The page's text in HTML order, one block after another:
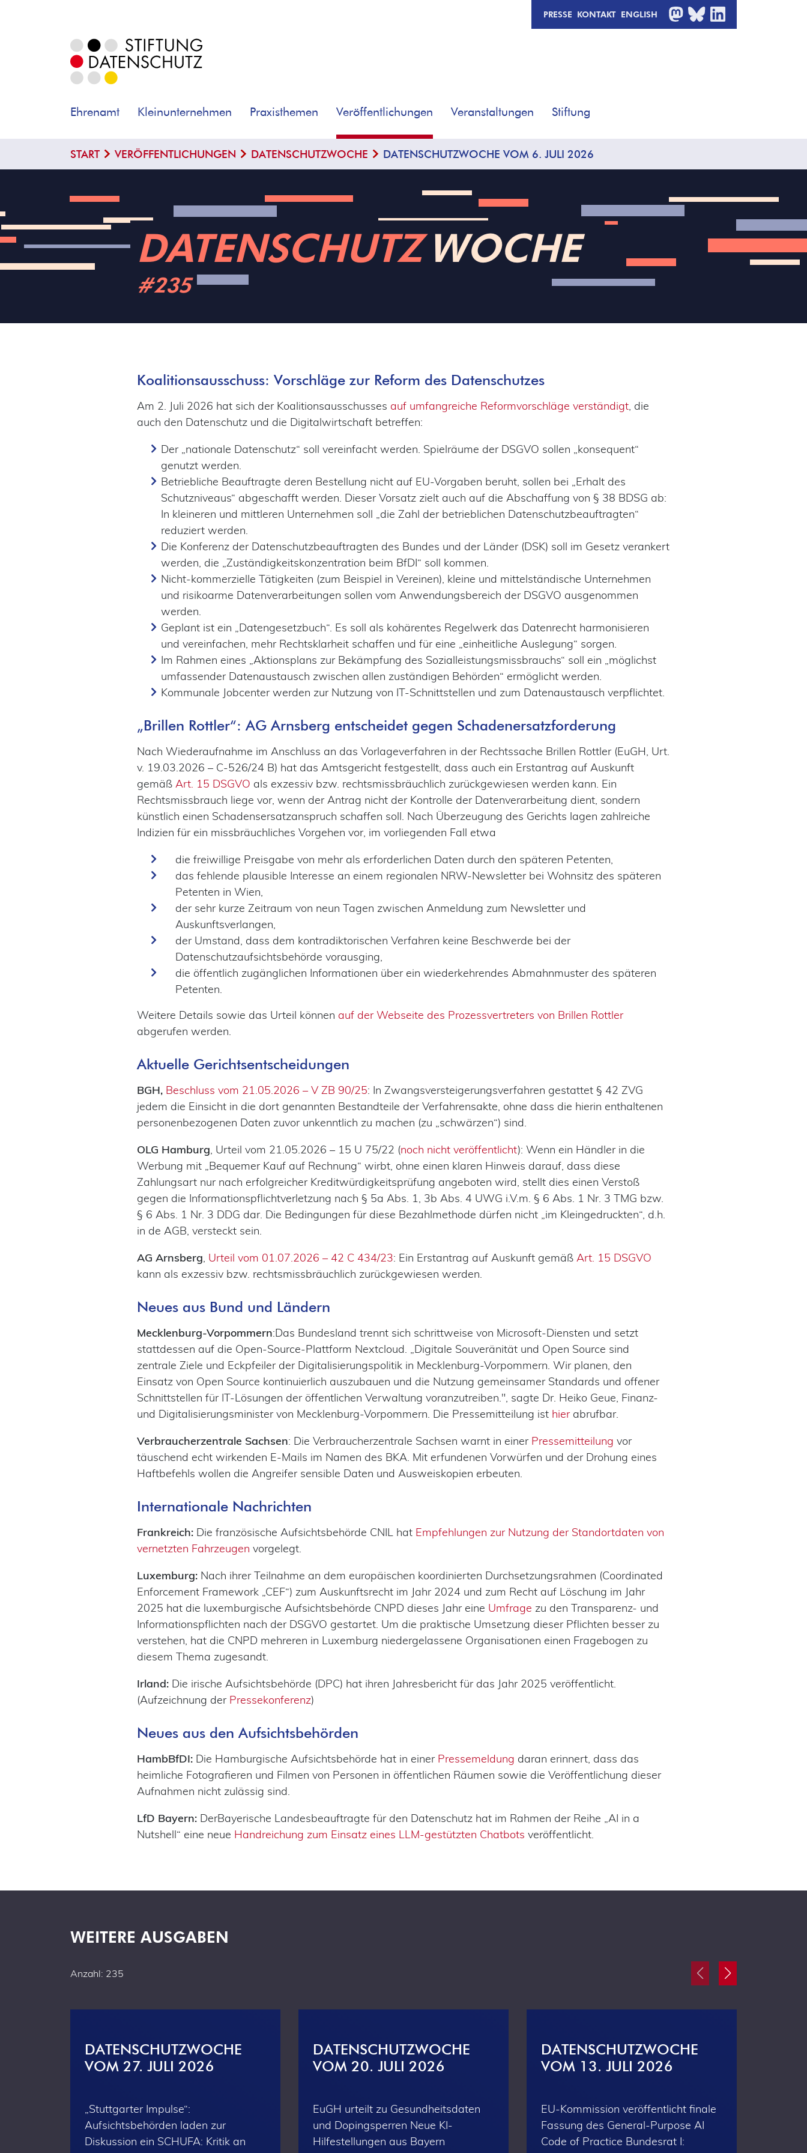
PRESSE KONTAKT ENGLISH MASTODON
BLUESKY
Ehrenamt Kleinunternehmen Praxisthemen Veröffentlichungen Veranstaltungen Stiftung
START VERÖFFENTLICHUNGEN DATENSCHUTZWOCHE DATENSCHUTZWOCHE VOM 6. JULI 2026
DATENSCHUTZ­WOCHE
#235
Koalitionsausschuss: Vorschläge zur Reform des Datenschutzes
Am 2. Juli 2026 hat sich der Koalitionsausschusses auf umfangreiche Reformvorschläge verständigt , die
auch den Datenschutz und die Digitalwirtschaft betreffen:
Der „nationale Datenschutz“ soll vereinfacht werden. Spielräume der DSGVO sollen „konsequent“
genutzt werden.
Betriebliche Beauftragte deren Bestellung nicht auf EU-Vorgaben beruht, sollen bei „Erhalt des
Schutzniveaus“ abgeschafft werden. Dieser Vorsatz zielt auch auf die Abschaffung von § 38 BDSG ab:
In kleineren und mittleren Unternehmen soll „die Zahl der betrieblichen Datenschutzbeauftragten“
reduziert werden.
Die Konferenz der Datenschutzbeauftragten des Bundes und der Länder (DSK) soll im Gesetz verankert
werden, die „Zuständigkeitskonzentration beim BfDI“ soll kommen.
Nicht-kommerzielle Tätigkeiten (zum Beispiel in Vereinen), kleine und mittelständische Unternehmen
und risikoarme Datenverarbeitungen sollen vom Anwendungsbereich der DSGVO ausgenommen
werden.
Geplant ist ein „Datengesetzbuch“. Es soll als kohärentes Regelwerk das Datenrecht harmonisieren
und vereinfachen, mehr Rechtsklarheit schaffen und für eine „einheitliche Auslegung“ sorgen.
Im Rahmen eines „Aktionsplans zur Bekämpfung des Sozialleistungsmissbrauchs“ soll ein „möglichst
umfassender Datenaustausch zwischen allen zuständigen Behörden“ ermöglicht werden.
Kommunale Jobcenter werden zur Nutzung von IT-Schnittstellen und zum Datenaustausch verpflichtet.
„Brillen Rottler“: AG Arnsberg entscheidet gegen Schadenersatzforderung
Nach Wiederaufnahme im Anschluss an das Vorlageverfahren in der Rechtssache Brillen Rottler (EuGH, Urt.
v. 19.03.2026 – C-526/24 B) hat das Amtsgericht festgestellt, dass auch ein Erstantrag auf Auskunft
gemäß Art. 15 DSGVO als exzessiv bzw. rechtsmissbräuchlich zurückgewiesen werden kann. Ein
Rechtsmissbrauch liege vor, wenn der Antrag nicht der Kontrolle der Datenverarbeitung dient, sondern
künstlich einen Schadensersatzanspruch schaffen soll. Nach Überzeugung des Gerichts lagen zahlreiche
Indizien für ein missbräuchliches Vorgehen vor, im vorliegenden Fall etwa
die freiwillige Preisgabe von mehr als erforderlichen Daten durch den späteren Petenten,
das fehlende plausible Interesse an einem regionalen NRW-Newsletter bei Wohnsitz des späteren
Petenten in Wien,
der sehr kurze Zeitraum von neun Tagen zwischen Anmeldung zum Newsletter und
Auskunftsverlangen,
der Umstand, dass dem kontradiktorischen Verfahren keine Beschwerde bei der
Datenschutzaufsichtsbehörde vorausging,
die öffentlich zugänglichen Informationen über ein wiederkehrendes Abmahnmuster des späteren
Petenten.
Weitere Details sowie das Urteil können auf der Webseite des Prozessvertreters von Brillen Rottler
abgerufen werden.
Aktuelle Gerichtsentscheidungen
BGH, Beschluss vom 21.05.2026 – V ZB 90/25: In Zwangsversteigerungsverfahren gestattet § 42 ZVG
jedem die Einsicht in die dort genannten Bestandteile der Verfahrensakte, ohne dass die hierin enthaltenen
personenbezogenen Daten zuvor unkenntlich zu machen (zu „schwärzen“) sind.
OLG Hamburg, Urteil vom 21.05.2026 – 15 U 75/22 (noch nicht veröffentlicht): Wenn ein Händler in die
Werbung mit „Bequemer Kauf auf Rechnung“ wirbt, ohne einen klaren Hinweis darauf, dass diese
Zahlungsart nur nach erfolgreicher Kreditwürdigkeitsprüfung angeboten wird, stellt dies einen Verstoß
gegen die Informationspflichtverletzung nach § 5a Abs. 1, 3b Abs. 4 UWG i.V.m. § 6 Abs. 1 Nr. 3 TMG bzw.
§ 6 Abs. 1 Nr. 3 DDG dar. Die Bedingungen für diese Bezahlmethode dürfen nicht „im Kleingedruckten“, d.h.
in de AGB, versteckt sein.
AG Arnsberg, Urteil vom 01.07.2026 – 42 C 434/23: Ein Erstantrag auf Auskunft gemäß Art. 15 DSGVO
kann als exzessiv bzw. rechtsmissbräuchlich zurückgewiesen werden.
Neues aus Bund und Ländern
Mecklenburg-Vorpommern:Das Bundesland trennt sich schrittweise von Microsoft-Diensten und setzt
stattdessen auf die Open-Source-Plattform Nextcloud. „Digitale Souveränität und Open Source sind
zentrale Ziele und Eckpfeiler der Digitalisierungspolitik in Mecklenburg-Vorpommern. Wir planen, den
Einsatz von Open Source kontinuierlich auszubauen und die Nutzung gemeinsamer Standards und offener
Schnittstellen für IT-Lösungen der öffentlichen Verwaltung voranzutreiben.", sagte Dr. Heiko Geue, Finanz-
und Digitalisierungsminister von Mecklenburg-Vorpommern. Die Pressemitteilung ist hierabrufbar.
Verbraucherzentrale Sachsen: Die Verbraucherzentrale Sachsen warnt in einer Pressemitteilung vor
täuschend echt wirkenden E-Mails im Namen des BKA. Mit erfundenen Vorwürfen und der Drohung eines
Haftbefehls wollen die Angreifer sensible Daten und Ausweiskopien erbeuten.
Internationale Nachrichten
Frankreich: Die französische Aufsichtsbehörde CNIL hat Empfehlungen zur Nutzung der Standortdaten von
vernetzten Fahrzeugen vorgelegt.
Luxemburg: Nach ihrer Teilnahme an dem europäischen koordinierten Durchsetzungsrahmen (Coordinated
Enforcement Framework „CEF“) zum Auskunftsrecht im Jahr 2024 und zum Recht auf Löschung im Jahr
2025 hat die luxemburgische Aufsichtsbehörde CNPD dieses Jahr eine Umfrage zu den Transparenz‑ und
Informationspflichten nach der DSGVO gestartet. Um die praktische Umsetzung dieser Pflichten besser zu
verstehen, hat die CNPD mehreren in Luxemburg niedergelassene Organisationen einen Fragebogen zu
diesem Thema zugesandt.
Irland: Die irische Aufsichtsbehörde (DPC) hat ihren Jahresbericht für das Jahr 2025 veröffentlicht.
(Aufzeichnung der Pressekonferenz)
Neues aus den Aufsichtsbehörden
HambBfDI: Die Hamburgische Aufsichtsbehörde hat in einer Pressemeldung daran erinnert, dass das
heimliche Fotografieren und Filmen von Personen in öffentlichen Räumen sowie die Veröffentlichung dieser
Aufnahmen nicht zulässig sind.
LfD Bayern: DerBayerische Landesbeauftragte für den Datenschutz hat im Rahmen der Reihe „AI in a
Nutshell“ eine neue Handreichung zum Einsatz eines LLM-gestützten Chatbots veröffentlicht.
WEITERE AUSGABEN
Anzahl: 235
DATENSCHUTZWOCHE
VOM 27. JULI 2026
„Stuttgarter Impulse“:
Aufsichtsbehörden laden zur
Diskussion ein SCHUFA: Kritik an
DATENSCHUTZWOCHE
VOM 20. JULI 2026
EuGH urteilt zu Gesundheitsdaten
und Dopingsperren Neue KI-
Hilfestellungen aus Bayern
DATENSCHUTZWOCHE
VOM 13. JULI 2026
EU-Kommission veröffentlicht finale
Fassung des General-Purpose AI
Code of Practice Bundesrat I: